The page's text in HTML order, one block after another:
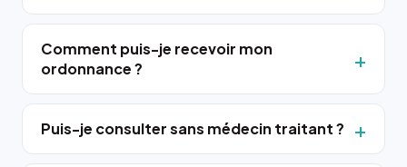
Comment puis-je recevoir mon
ordonnance ?
Puis-je consulter sans médecin traitant ?